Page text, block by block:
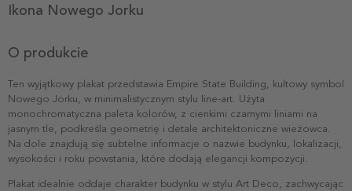
Ikona Nowego Jorku
O produkcie
Ten wyjątkowy plakat przedstawia Empire State Building, kultowy symbol
Nowego Jorku, w minimalistycznym stylu line-art. Użyta
monochromatyczna paleta kolorów, z cienkimi czarnymi liniami na
jasnym tle, podkreśla geometrię i detale architektoniczne wieżowca.
Na dole znajdują się subtelne informacje o nazwie budynku, lokalizacji,
wysokości i roku powstania, które dodają elegancji kompozycji.
Plakat idealnie oddaje charakter budynku w stylu Art Deco, zachwycając